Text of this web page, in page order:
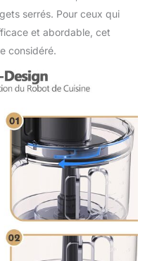
serrés. Pour ceux qui
et abordable, cet
considéré.